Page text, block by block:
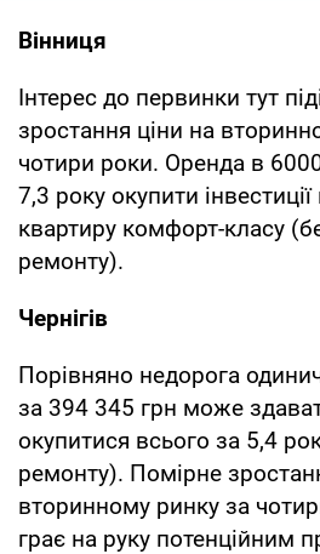
Вінниця
Інтерес до первинки тут
зростання ціни на
чотири роки. Оренда в
7,3 року окупити
квартиру комфорт-класу
ремонту).
Чернігів
Порівняно недорога
за 394 345 грн може
окупитися всього за 5,4
ремонту). Помірне
вторинному ринку за
грає на руку потенційним